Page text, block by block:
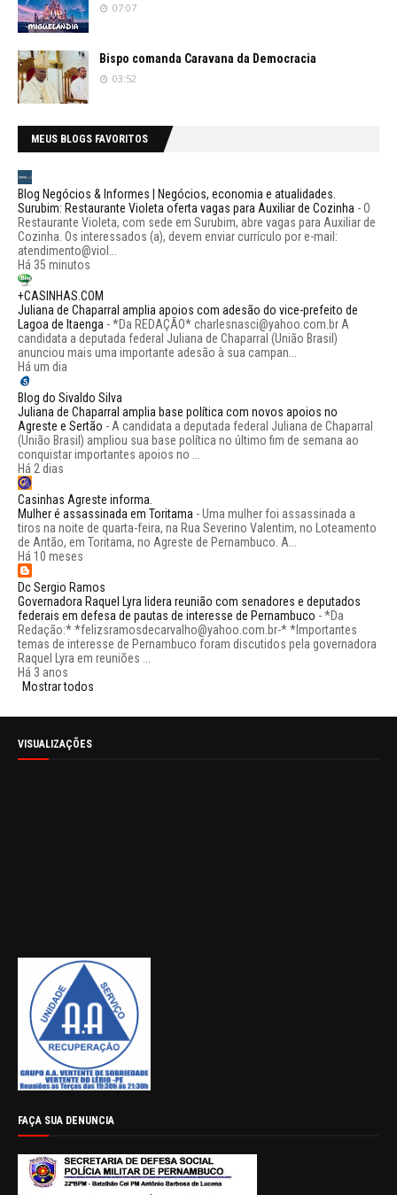
07:07
Bispo comanda Caravana da Democracia
03:52
MEUS BLOGS FAVORITOS
Blog Negócios & Informes | Negócios, economia e atualidades.
Surubim: Restaurante Violeta oferta vagas para Auxiliar de Cozinha -O
Restaurante Violeta, com sede em Surubim, abre vagas para Auxiliar de
Cozinha. Os interessados (a), devem enviar currículo por e-mail:
atendimento@viol...
Há 35 minutos
+CASINHAS.COM
Juliana de Chaparral amplia apoios com adesão do vice-prefeito de
Lagoa de Itaenga -*Da REDAÇÃO* charlesnasci@yahoo.com.br A
candidata a deputada federal Juliana de Chaparral (União Brasil)
anunciou mais uma importante adesão à sua campan...
Há um dia
Blog do Sivaldo Silva
Juliana de Chaparral amplia base política com novos apoios no
Agreste e Sertão - A candidata a deputada federal Juliana de Chaparral
(União Brasil) ampliou sua base política no último fim de semana ao
conquistar importantes apoios no ...
Há 2 dias
Casinhas Agreste informa.
Mulher é assassinada em Toritama -Uma mulher foi assassinada a
tiros na noite de quarta-feira, na Rua Severino Valentim, no Loteamento
de Antão, em Toritama, no Agreste de Pernambuco. A...
Há 10 meses
Dc Sergio Ramos
Governadora Raquel Lyra lidera reunião com senadores e deputados
federais em defesa de pautas de interesse de Pernambuco -*Da
Redação:* *felizsramosdecarvalho@yahoo.com.br-* *Importantes
temas de interesse de Pernambuco foram discutidos pela governadora
Raquel Lyra em reuniões ...
Há 3 anos
Mostrar todos
VISUALIZAÇÕES
FAÇA SUA DENUNCIA